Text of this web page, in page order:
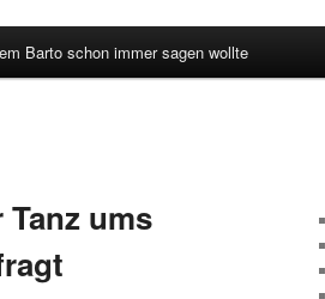
Barto schon immer sagen wollte
ums